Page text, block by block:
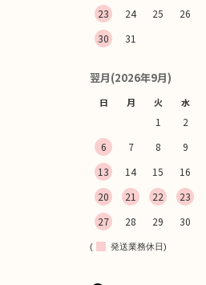
23
24 25 26
30
31
翌月(2026年9月)
日 月 火 水
1 2
6
7 8 9
13
14 15 16
20
21 22 23
27
28 29 30
( 発送業務休日)